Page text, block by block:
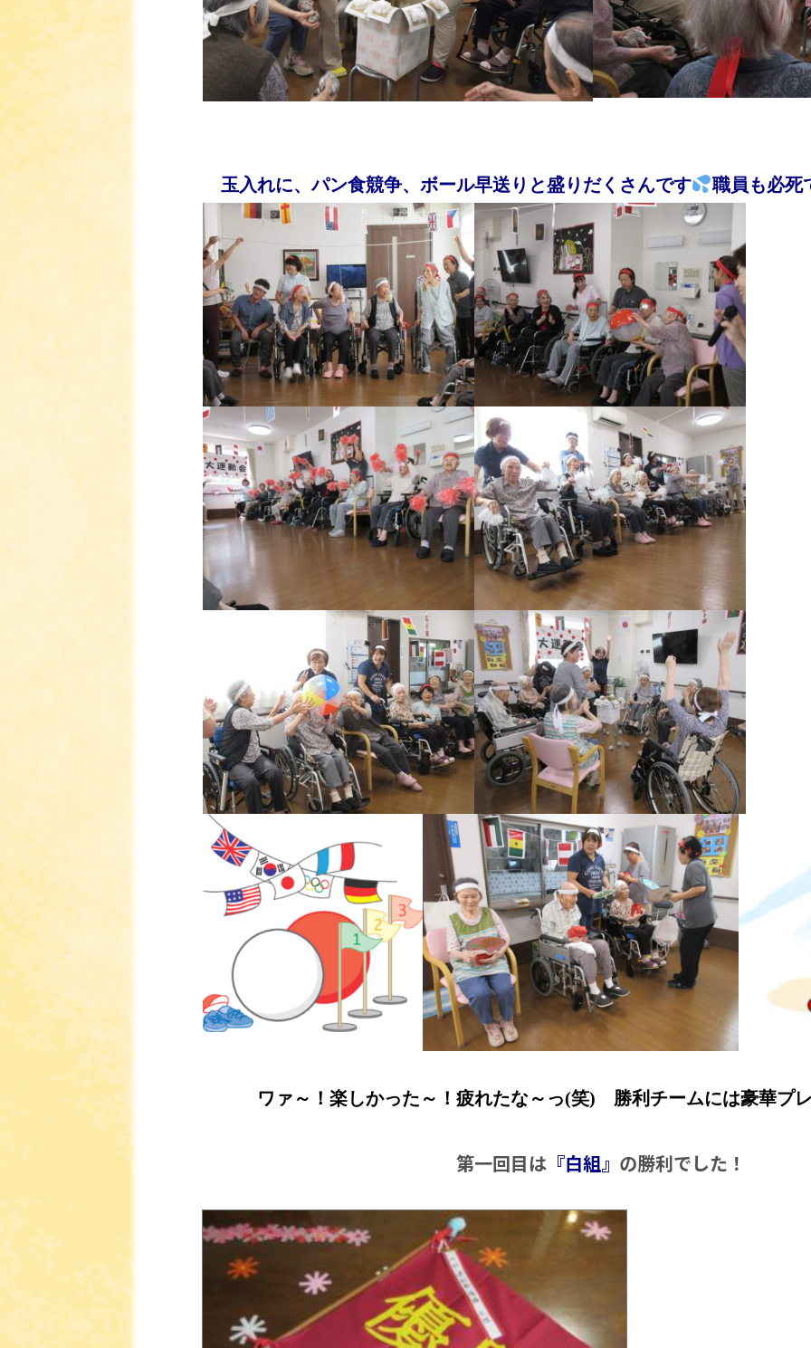
玉入れに、パン食競争、ボール早送りと盛りだくさんです 職員も必死
ワァ～！楽しかった～！疲れたな～っ(笑) 勝利チームには豪華プ
第一回目は 『白組』 の勝利でした！